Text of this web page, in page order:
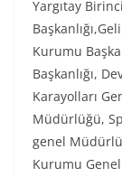
Yargıtay
Kurumu
Başkanlığı,
Karayolları
Müdürlüğü,
genel
Kurumu